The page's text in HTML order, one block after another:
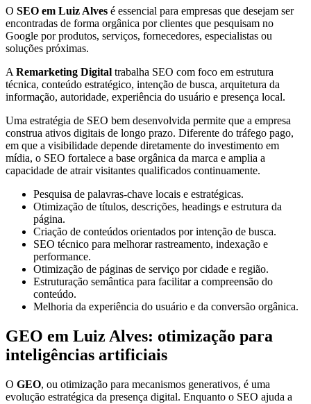
O SEO em Luiz Alves é essencial para empresas que desejam ser
encontradas de forma orgânica por clientes que pesquisam no
Google por produtos, serviços, fornecedores, especialistas ou
soluções próximas.
A Remarketing Digital trabalha SEO com foco em estrutura
técnica, conteúdo estratégico, intenção de busca, arquitetura da
informação, autoridade, experiência do usuário e presença local.
Uma estratégia de SEO bem desenvolvida permite que a empresa
construa ativos digitais de longo prazo. Diferente do tráfego pago,
em que a visibilidade depende diretamente do investimento em
mídia, o SEO fortalece a base orgânica da marca e amplia a
capacidade de atrair visitantes qualificados continuamente.
Pesquisa de palavras-chave locais e estratégicas.
Otimização de títulos, descrições, headings e estrutura da
página.
Criação de conteúdos orientados por intenção de busca.
SEO técnico para melhorar rastreamento, indexação e
performance.
Otimização de páginas de serviço por cidade e região.
Estruturação semântica para facilitar a compreensão do
conteúdo.
Melhoria da experiência do usuário e da conversão orgânica.
GEO em Luiz Alves: otimização para
inteligências artificiais
O GEO, ou otimização para mecanismos generativos, é uma
evolução estratégica da presença digital. Enquanto o SEO ajuda a